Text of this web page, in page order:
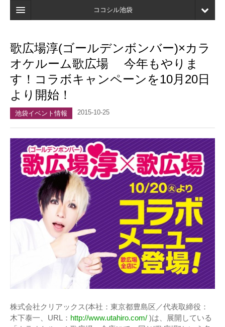
ココシル池袋
検索
店舗・施設最新情報
口コミ
マイページ
歌広場淳(ゴールデンボンバー)×カラ
オケルーム歌広場 今年もやりま
す！コラボキャンペーンを10月20日
より開始！
池袋イベント情報 2015-10-25
株式会社クリアックス(本社：東京都豊島区／代表取締役：
木下泰一、URL： http://www.utahiro.com/ )は、展開している